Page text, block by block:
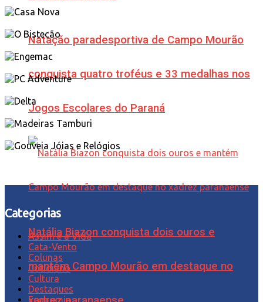
Natação paradesportiva de Campo Mourão
conquista quatro troféus e 33 medalhas nos
Jogos Escolares do Paraná
Natália Biazon conquista dois ouros e
mantém Campo Mourão em destaque no
Categorias
Assim é a Vida
Cata-Vento
Colunas
Cotidiano
Cultura
Destaques
Economia